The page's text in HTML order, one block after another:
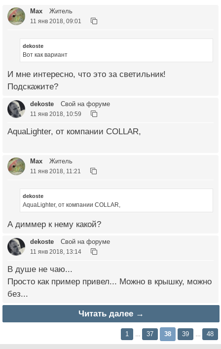
Max Житель
11 янв 2018, 09:01
dekoste
Вот как вариант
И мне интересно, что это за светильник!
Подскажите?
dekoste Свой на форуме
11 янв 2018, 10:59
AquaLighter, от компании COLLAR,
Max Житель
11 янв 2018, 11:21
dekoste
AquaLighter, от компании COLLAR,
А диммер к нему какой?
dekoste Свой на форуме
11 янв 2018, 13:14
В душе не чаю...
Просто как пример привел... Можно в крышку, можно
без...
Читать далее →
1 37 38 39 48